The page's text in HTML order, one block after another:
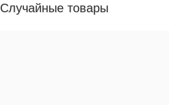
Случайные товары